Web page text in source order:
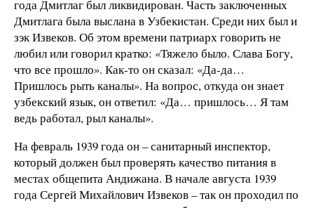
года Дмитлаг был ликвидирован. Часть заключенных
Дмитлага была выслана в Узбекистан. Среди них был и
зэк Извеков. Об этом времени патриарх говорить не
любил или говорил кратко: «Тяжело было. Слава Богу,
что все прошло». Как-то он сказал: «Да-да…
Пришлось рыть каналы». На вопрос, откуда он знает
узбекский язык, он ответил: «Да… пришлось… Я там
ведь работал, рыл каналы».
На февраль 1939 года он – санитарный инспектор,
который должен был проверять качество питания в
местах общепита Андижана. В начале августа 1939
года Сергей Михайлович Извеков – так он проходил по